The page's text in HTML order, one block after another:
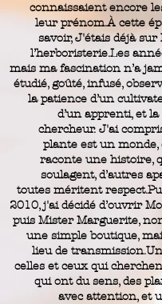
connaissaient encore
leur prénom.À cette
savoir, J'étais déjà
l’herboristerie.Les
mais ma fascination n’a
étudié, goûté, infusé,
la patience d’un
d’un apprenti, et
chercheur. J'ai
plante est un monde,
raconte une histoire,
soulagent, d’autres
toutes méritent
2010, j'ai décidé d’ouvrir
puis Mister Marguerite,
une simple boutique,
lieu de
celles et ceux qui
qui ont du sens, des
avec attention, et